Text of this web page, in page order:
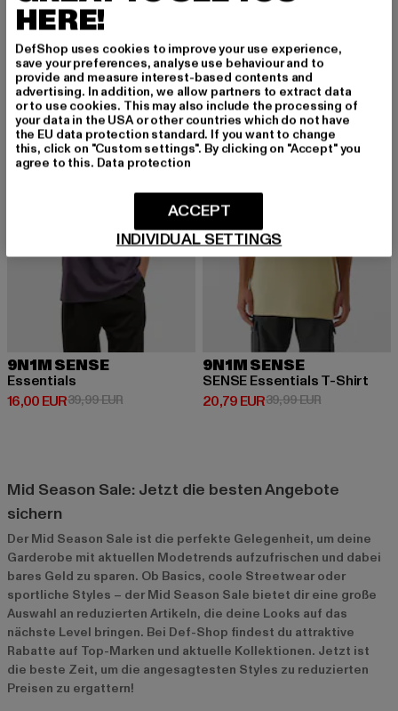
12,00 EUR
Derzeitiger Preis: 12,00 EUR
29,99 EUR
-60%
9N1M SENSE
Essentials
16,00 EUR
Derzeitiger Preis: 16,00 EUR
39,99 EURAktionspreis: 39,99 EUR
-48%
9N1M SENSE
SENSE Essentials T-Shirt
20,79 EUR
Derzeitiger Preis: 20,79 EUR
39,99 EURAktionspreis:
Mid Season Sale: Jetzt die besten Angebote
sichern
Der Mid Season Sale ist die perfekte Gelegenheit, um deine
Garderobe mit aktuellen Modetrends aufzufrischen und dabei
bares Geld zu sparen. Ob Basics, coole Streetwear oder
sportliche Styles – der Mid Season Sale bietet dir eine große
Auswahl an reduzierten Artikeln, die deine Looks auf das
nächste Level bringen. Bei Def-Shop findest du attraktive
Rabatte auf Top-Marken und aktuelle Kollektionen. Jetzt ist
die beste Zeit, um die angesagtesten Styles zu reduzierten
Preisen zu ergattern!
HERE!
DefShop uses cookies to improve your use experience,
save your preferences, analyse use behaviour and to
provide and measure interest-based contents and
advertising. In addition, we allow partners to extract data
or to use cookies. This may also include the processing of
your data in the USA or other countries which do not have
the EU data protection standard. If you want to change
this, click on "Custom settings". By clicking on "Accept" you
agree to this. Data protection
INDIVIDUAL SETTINGS
ACCEPT